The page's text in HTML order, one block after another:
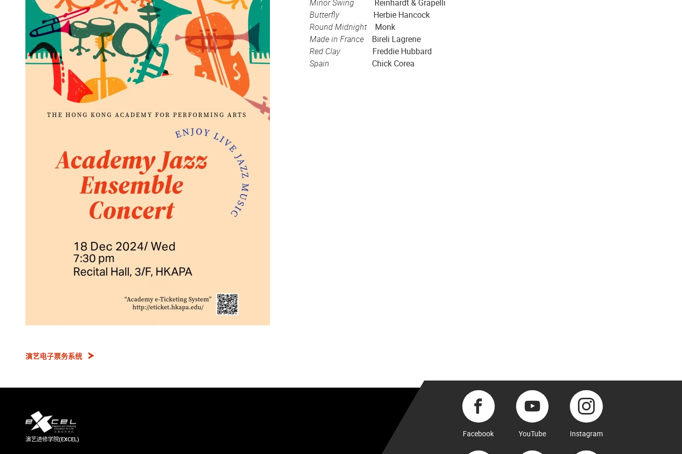
Minor Swing
Reinhardt & Grapelli
Butterfly
Herbie Hancock
Round Midnight
Monk
Made in France
Bireli Lagrene
Red Clay
Freddie Hubbard
Spain
Chick Corea
演艺电子票务系统
演艺进修学院(EXCEL)
Facebook YouTube Instagram